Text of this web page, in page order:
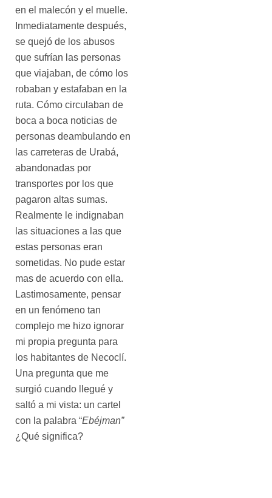
en el malecón y el muelle.
Inmediatamente después,
se quejó de los abusos
que sufrían las personas
que viajaban, de cómo los
robaban y estafaban en la
ruta. Cómo circulaban de
boca a boca noticias de
personas deambulando en
las carreteras de Urabá,
abandonadas por
transportes por los que
pagaron altas sumas.
Realmente le indignaban
las situaciones a las que
estas personas eran
sometidas. No pude estar
mas de acuerdo con ella.
Lastimosamente, pensar
en un fenómeno tan
complejo me hizo ignorar
mi propia pregunta para
los habitantes de Necoclí.
Una pregunta que me
surgió cuando llegué y
saltó a mi vista: un cartel
con la palabra “Ebéjman”
¿Qué significa?